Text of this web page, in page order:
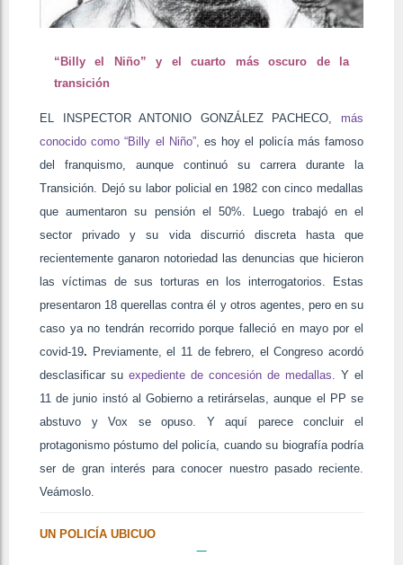
“Billy el Niño” y el cuarto más oscuro de la
transición
EL INSPECTOR ANTONIO GONZÁLEZ PACHECO, más
conocido como “Billy el Niño”, es hoy el policía más famoso
del franquismo, aunque continuó su carrera durante la
Transición. Dejó su labor policial en 1982 con cinco medallas
que aumentaron su pensión el 50%. Luego trabajó en el
sector privado y su vida discurrió discreta hasta que
recientemente ganaron notoriedad las denuncias que hicieron
las víctimas de sus torturas en los interrogatorios. Estas
presentaron 18 querellas contra él y otros agentes, pero en su
caso ya no tendrán recorrido porque falleció en mayo por el
covid-19. Previamente, el 11 de febrero, el Congreso acordó
desclasificar su expediente de concesión de medallas. Y el
11 de junio instó al Gobierno a retirárselas, aunque el PP se
abstuvo y Vox se opuso. Y aquí parece concluir el
protagonismo póstumo del policía, cuando su biografía podría
ser de gran interés para conocer nuestro pasado reciente.
Veámoslo.
UN POLICÍA UBICUO